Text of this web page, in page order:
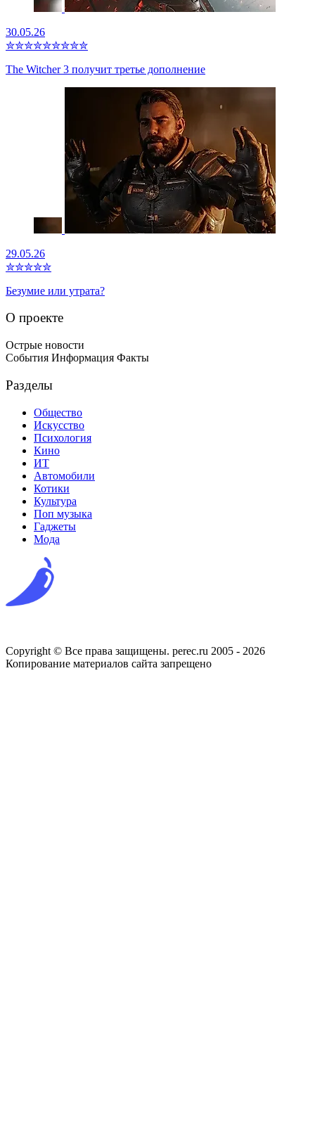
30.05.26
✮✮✮✮✮✮✮✮✮
The Witcher 3 получит третье дополнение
29.05.26
✮✮✮✮✮
Безумие или утрата?
О проекте
Острые новости
События Информация Факты
Разделы
Общество
Искусство
Психология
Кино
ИТ
Автомобили
Котики
Культура
Поп музыка
Гаджеты
Мода
Copyright © Все права защищены. perec.ru 2005 - 2026
Копирование материалов сайта запрещено